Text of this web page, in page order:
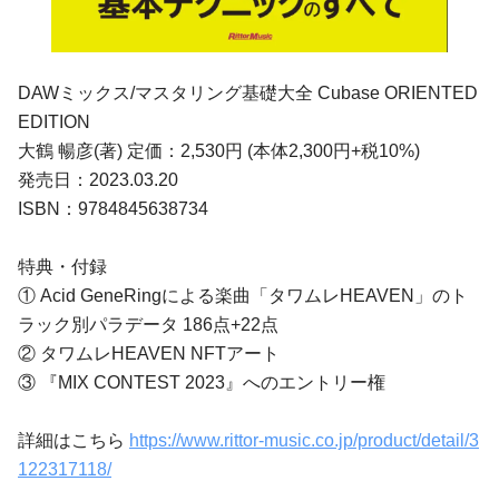
DAWミックス/マスタリング基礎大全 Cubase ORIENTED
EDITION
大鶴 暢彦(著) 定価：2,530円 (本体2,300円+税10%)
発売日：2023.03.20
ISBN：9784845638734
特典・付録
① Acid GeneRingによる楽曲「タワムレHEAVEN」のト
ラック別パラデータ 186点+22点
② タワムレHEAVEN NFTアート
③ 『MIX CONTEST 2023』へのエントリー権
詳細はこちら https://www.rittor-music.co.jp/product/detail/3
122317118/